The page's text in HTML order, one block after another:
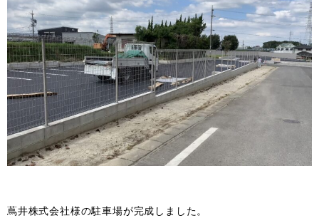
蔦井株式会社様の駐車場が完成しました。